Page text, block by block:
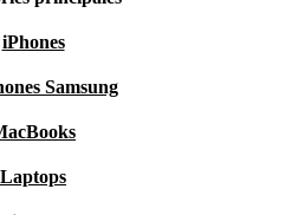
iPhones
Samsung
Laptops